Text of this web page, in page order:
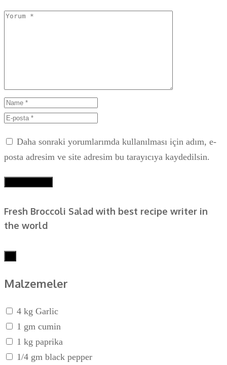
Daha sonraki yorumlarımda kullanılması için adım, e-
posta adresim ve site adresim bu tarayıcıya kaydedilsin.
Fresh Broccoli Salad with best recipe writer in
the world
Malzemeler
4 kg Garlic
1 gm cumin
1 kg paprika
1/4 gm black pepper